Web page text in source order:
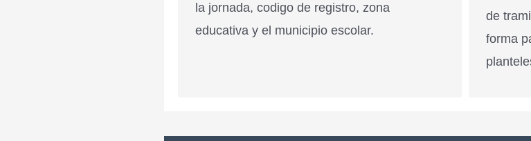
la jornada, codigo de registro, zona
educativa y el municipio escolar.
de
forma